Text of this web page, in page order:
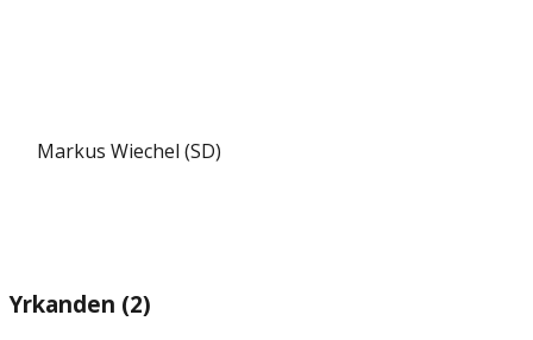
Markus Wiechel (SD)
Yrkanden (2)